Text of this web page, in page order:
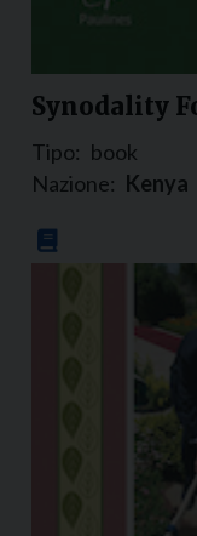
Synodality
Tipo: book
Nazione: Kenya